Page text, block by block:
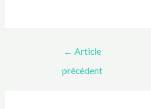
← Article
précédent